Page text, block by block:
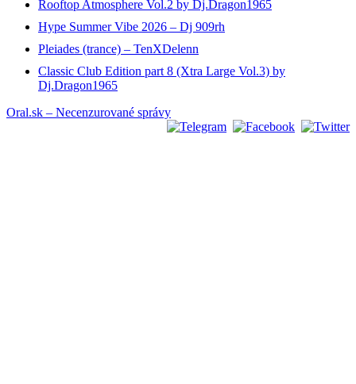
Rooftop Atmosphere Vol.2 by Dj.Dragon1965
Hype Summer Vibe 2026 – Dj 909rh
Pleiades (trance) – TenXDelenn
Classic Club Edition part 8 (Xtra Large Vol.3) by
Dj.Dragon1965
Oral.sk – Necenzurované správy